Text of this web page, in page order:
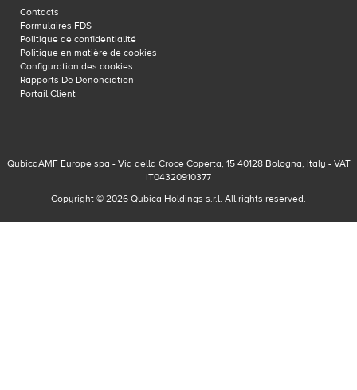
Contacts
Formulaires FDS
Politique de confidentialité
Politique en matière de cookies
Configuration des cookies
Rapports De Dénonciation
Portail Client
QubicaAMF Europe spa - Via della Croce Coperta, 15 40128 Bologna, Italy - VAT
IT04320910377
Copyright © 2026 Qubica Holdings s.r.l. All rights reserved.